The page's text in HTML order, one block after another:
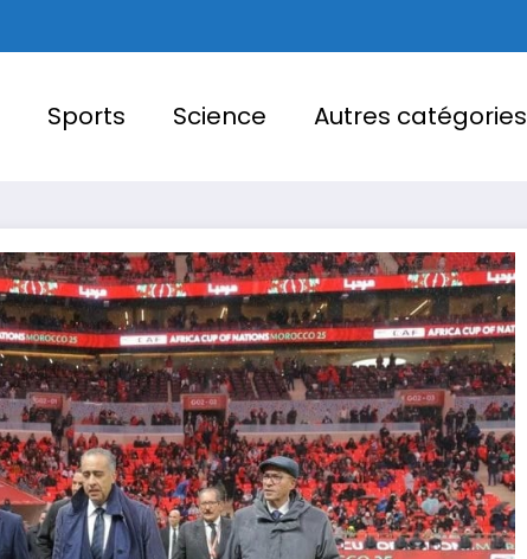
Sports Science Autres catégories